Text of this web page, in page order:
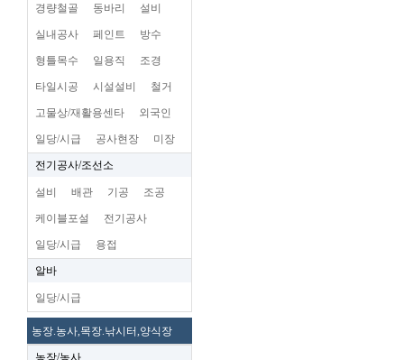
경량철골 동바리 설비
실내공사 페인트 방수
형틀목수 일용직 조경
타일시공 시설설비 철거
고물상/재활용센타 외국인
일당/시급 공사현장 미장
전기공사/조선소
설비 배관 기공 조공
케이블포설 전기공사
일당/시급 용접
알바
일당/시급
농장.농사,목장.낚시터,양식장
농장/농사